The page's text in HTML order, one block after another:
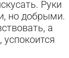
Руки
но добрыми.
а